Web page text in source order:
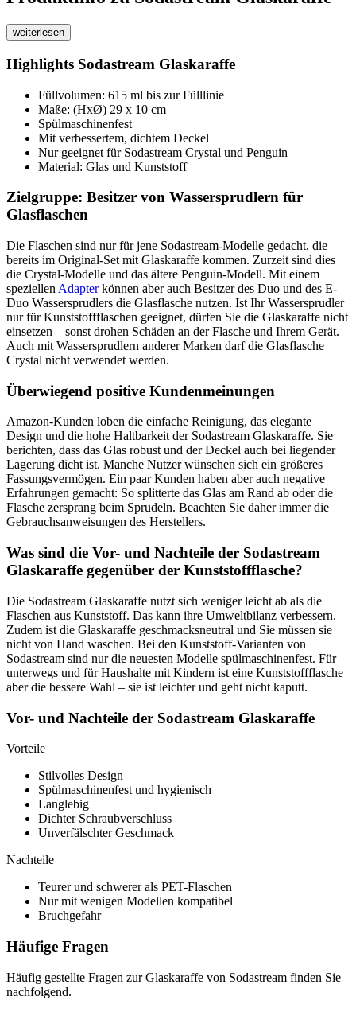
weiterlesen
Highlights Sodastream Glaskaraffe
Füllvolumen: 615 ml bis zur Fülllinie
Maße: (HxØ) 29 x 10 cm
Spülmaschinenfest
Mit verbessertem, dichtem Deckel
Nur geeignet für Sodastream Crystal und Penguin
Material: Glas und Kunststoff
Zielgruppe: Besitzer von Wassersprudlern für
Glasflaschen
Die Flaschen sind nur für jene Sodastream-Modelle gedacht, die
bereits im Original-Set mit Glaskaraffe kommen. Zurzeit sind dies
die Crystal-Modelle und das ältere Penguin-Modell. Mit einem
speziellen Adapterkönnen aber auch Besitzer des Duo und des E-
Duo Wassersprudlers die Glasflasche nutzen. Ist Ihr Wassersprudler
nur für Kunststoffflaschen geeignet, dürfen Sie die Glaskaraffe nicht
einsetzen – sonst drohen Schäden an der Flasche und Ihrem Gerät.
Auch mit Wassersprudlern anderer Marken darf die Glasflasche
Crystal nicht verwendet werden.
Überwiegend positive Kundenmeinungen
Amazon-Kunden loben die einfache Reinigung, das elegante
Design und die hohe Haltbarkeit der Sodastream Glaskaraffe. Sie
berichten, dass das Glas robust und der Deckel auch bei liegender
Lagerung dicht ist. Manche Nutzer wünschen sich ein größeres
Fassungsvermögen. Ein paar Kunden haben aber auch negative
Erfahrungen gemacht: So splitterte das Glas am Rand ab oder die
Flasche zersprang beim Sprudeln. Beachten Sie daher immer die
Gebrauchsanweisungen des Herstellers.
Was sind die Vor- und Nachteile der Sodastream
Glaskaraffe gegenüber der Kunststoffflasche?
Die Sodastream Glaskaraffe nutzt sich weniger leicht ab als die
Flaschen aus Kunststoff. Das kann ihre Umweltbilanz verbessern.
Zudem ist die Glaskaraffe geschmacksneutral und Sie müssen sie
nicht von Hand waschen. Bei den Kunststoff-Varianten von
Sodastream sind nur die neuesten Modelle spülmaschinenfest. Für
unterwegs und für Haushalte mit Kindern ist eine Kunststoffflasche
aber die bessere Wahl – sie ist leichter und geht nicht kaputt.
Vor- und Nachteile der Sodastream Glaskaraffe
Vorteile
Stilvolles Design
Spülmaschinenfest und hygienisch
Langlebig
Dichter Schraubverschluss
Unverfälschter Geschmack
Nachteile
Teurer und schwerer als PET-Flaschen
Nur mit wenigen Modellen kompatibel
Bruchgefahr
Häufige Fragen
Häufig gestellte Fragen zur Glaskaraffe von Sodastream finden Sie
nachfolgend.